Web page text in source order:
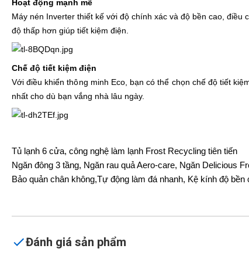
Hoạt động mạnh mẽ
Máy nén Inverter thiết kế với độ chính xác và độ bền cao,
độ thấp hơn giúp tiết kiệm điện.
Chế độ tiết kiệm điện
Với điều khiển thông minh Eco, bạn có thể chọn chế độ tiết
nhất cho dù bạn vắng nhà lâu ngày.
Tủ lạnh 6 cửa, công nghệ làm lạnh Frost Recycling tiên tiến
Ngăn đông 3 tầng, Ngăn rau quả Aero-care, Ngăn Delicious
Bảo quản chân không,Tự động làm đá nhanh, Kệ kính độ bền
Đánh giá sản phẩm